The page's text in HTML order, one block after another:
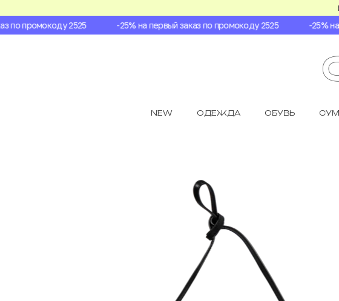
промокоду 2525 -25% на первый заказ по промокоду 2525 -25% на
NEW ОДЕЖДА ОБУВЬ